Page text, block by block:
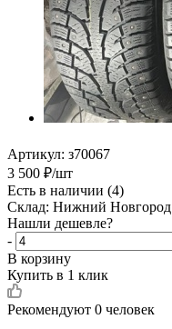
Артикул: з70067
3 500 ₽/шт
Есть в наличии (4)
Склад: Нижний Новгород
Нашли дешевле?
-
В корзину
Купить в 1 клик
Рекомендуют 0 человек